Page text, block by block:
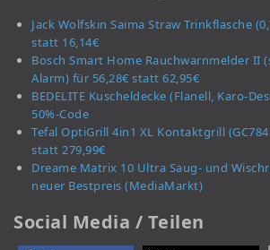
Jack Wolfskin Saima Straw Trinkflasche
statt 16,14€
Bosch Smart Home Rauchwarnmelder II
Alarm) für 56,28€ statt 62,95€
BEDELITE Kuscheldecke (Flanell, Karo-
50%-Code
Tefal OptiGrill 4in1 XL Kontaktgrill
statt 279,99€
Dreame Matrix 10 Ultra Saug- und
neuer Bestpreis (MediaMarkt)
Social Media / Teilen